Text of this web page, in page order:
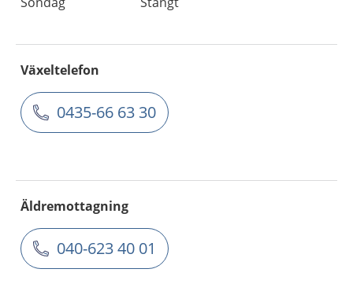
Växeltelefon
0435-66 63 30
Äldremottagning
040-623 40 01